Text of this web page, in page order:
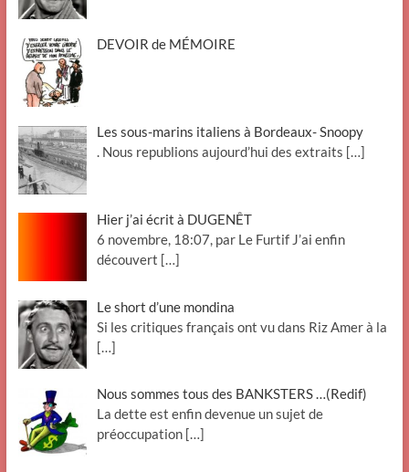
DEVOIR de MÉMOIRE
Les sous-marins italiens à Bordeaux- Snoopy
. Nous republions aujourd’hui des extraits […]
Hier j’ai écrit à DUGENÊT
6 novembre, 18:07, par Le Furtif J’ai enfin
découvert […]
Le short d’une mondina
Si les critiques français ont vu dans Riz Amer à la
[…]
Nous sommes tous des BANKSTERS …(Redif)
La dette est enfin devenue un sujet de
préoccupation […]